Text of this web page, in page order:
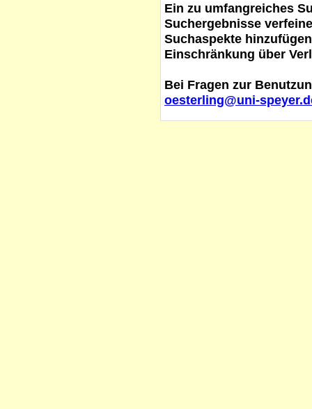
Ein zu umfangreiches
Suchergebnisse
Suchaspekte
Einschränkung über
Bei Fragen zur
oesterling@uni-